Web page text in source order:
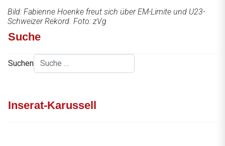
Bild: Fabienne Hoenke freut sich über EM-Limite und U23-
Schweizer Rekord. Foto: zVg
Suche
Suchen
Inserat-Karussell